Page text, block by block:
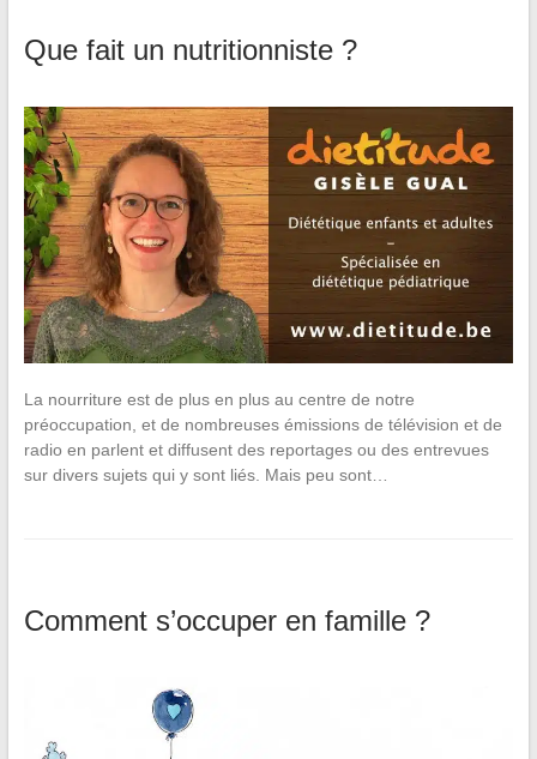
Que fait un nutritionniste ?
La nourriture est de plus en plus au centre de notre
préoccupation, et de nombreuses émissions de télévision et de
radio en parlent et diffusent des reportages ou des entrevues
sur divers sujets qui y sont liés. Mais peu sont…
Comment s’occuper en famille ?